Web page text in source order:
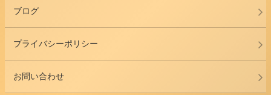
ブログ
プライバシーポリシー
お問い合わせ